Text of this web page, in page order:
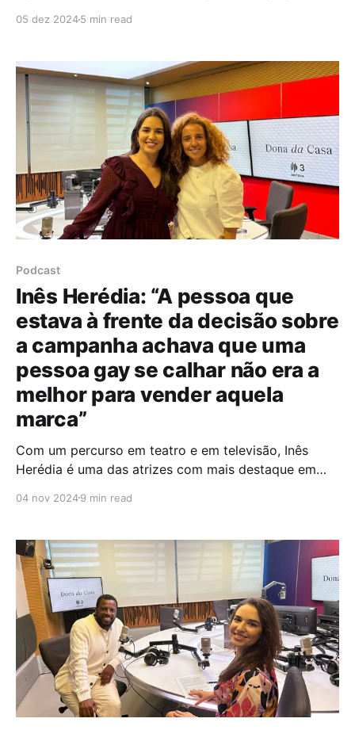
Especial da UE junto da União Africana e é,
atualmente, representante da
05 dez 20245 min read
Podcast
Inês Herédia: “A pessoa que
estava à frente da decisão sobre
a campanha achava que uma
pessoa gay se calhar não era a
melhor para vender aquela
marca”
Com um percurso em teatro e em televisão, Inês
Herédia é uma das atrizes com mais destaque em
desde então, já pisou vários palcos, abraçou diversos
dar vida à icónica personagem “Nelinha”, na novela
“Festa
04 nov 20249 min read